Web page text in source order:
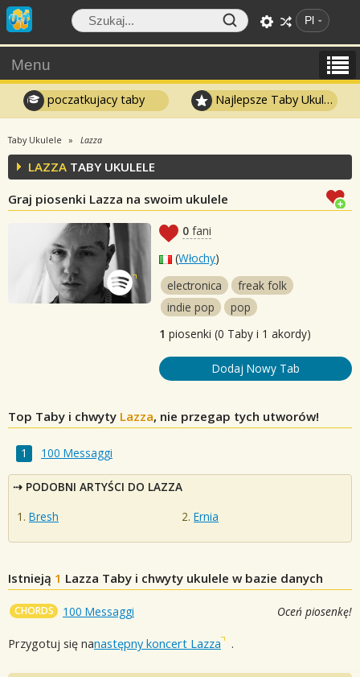
Pl
Menu
poczatkujacy taby Najlepsze Taby Ukulele
Taby Ukulele Lazza
LAZZA TABY UKULELE
Graj piosenki Lazza na swoim ukulele
0 fani
(Włochy)
electronica
freak folk
indie pop
pop
1 piosenki (0 Taby i 1 akordy)
Dodaj Nowy Tab
Top Taby i chwyty Lazza, nie przegap tych utworów!
100 Messaggi
PODOBNI ARTYŚCI DO LAZZA
Bresh
Ernia
Istnieją 1 Lazza Taby i chwyty ukulele w bazie danych
CHORDS 100 Messaggi Oceń piosenkę!
Przygotuj się nanastępny koncert Lazza .